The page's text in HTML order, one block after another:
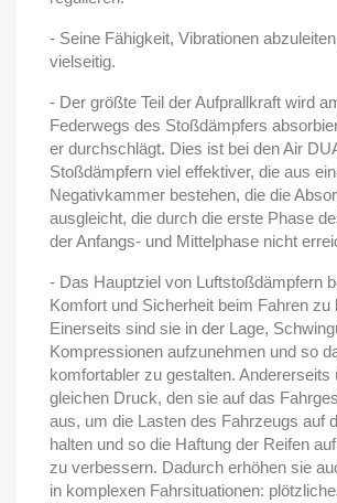
- Seine Fähigkeit, Vibrationen
vielseitig.
- Der größte Teil der Aufprallkraft wird
Federwegs des Stoßdämpfers
er durchschlägt. Dies ist bei den Air
Stoßdämpfern viel effektiver, die aus
Negativkammer bestehen, die die
ausgleicht, die durch die erste Phase
der Anfangs- und Mittelphase nicht
- Das Hauptziel von Luftstoßdämpfern
Komfort und Sicherheit beim Fahren zu
Einerseits sind sie in der Lage,
Kompressionen aufzunehmen und so
komfortabler zu gestalten. Andererseits
gleichen Druck, den sie auf das
aus, um die Lasten des Fahrzeugs auf
halten und so die Haftung der Reifen
zu verbessern. Dadurch erhöhen sie
in komplexen Fahrsituationen: